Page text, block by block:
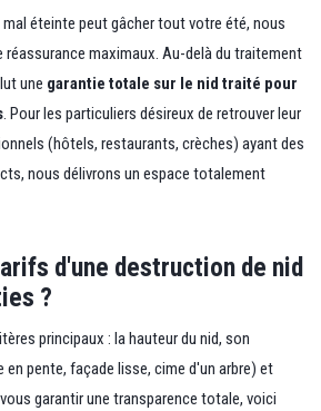
éteinte peut gâcher tout votre été, nous
réassurance maximaux. Au-delà du traitement
une garantie totale sur le nid traité pour
. Pour les particuliers désireux de retrouver leur
(hôtels, restaurants, crèches) ayant des
nous délivrons un espace totalement
d'une destruction de nid
?
principaux : la hauteur du nid, son
pente, façade lisse, cime d'un arbre) et
garantir une transparence totale, voici